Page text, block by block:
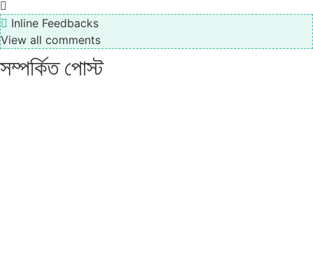
Inline Feedbacks
View all comments
সম্পর্কিত পোস্ট